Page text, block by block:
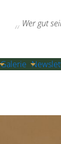
Wer gut
Galerie